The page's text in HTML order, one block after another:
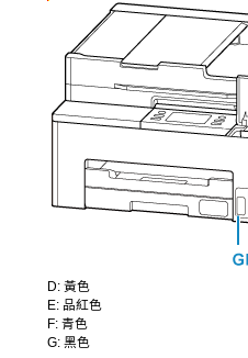
D:黃色
E: 品紅色
F:青色
G:黑色